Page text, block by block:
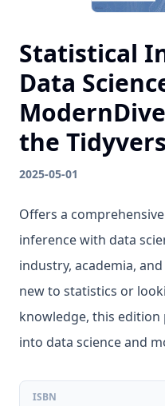
Statistical
Data
the
2025-05-01
Offers a
inference with data
industry, academia,
new to statistics or
knowledge, this
into data science and
ISBN